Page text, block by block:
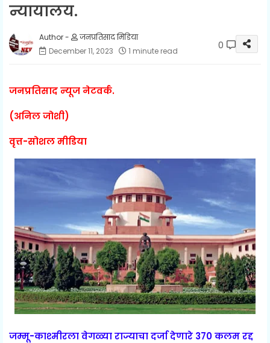
न्यायालय.
जनप्रतिसाद मिडिया
December 11, 2023
1 minute read 0
जनप्रतिसाद न्यूज नेटवर्क.
(अनिल जोशी)
वृत्त-सोशल मीडिया
जम्मू-काश्मीरला वेगळ्या राज्याचा दर्जा देणारे 370 कलम रद्द